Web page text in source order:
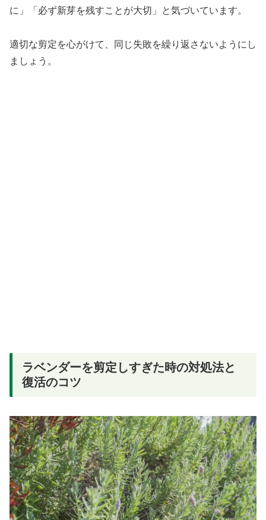
に」「必ず新芽を残すことが大切」と気づいています。
適切な剪定を心がけて、同じ失敗を繰り返さないようにし
ましょう。
ラベンダーを剪定しすぎた時の対処法と
復活のコツ